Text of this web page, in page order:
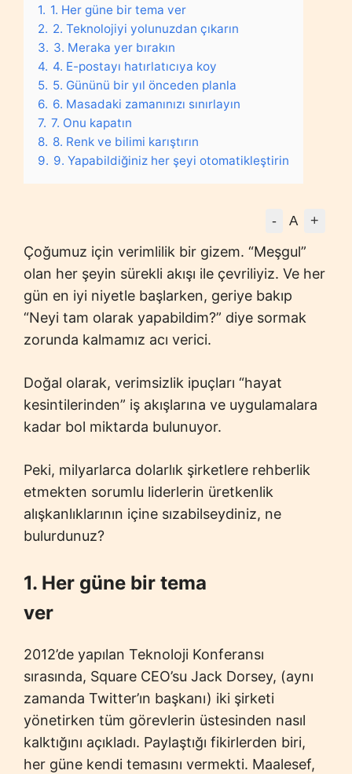
1. 1. Her güne bir tema ver
2. 2. Teknolojiyi yolunuzdan çıkarın
3. 3. Meraka yer bırakın
4. 4. E-postayı hatırlatıcıya koy
5. 5. Gününü bir yıl önceden planla
6. 6. Masadaki zamanınızı sınırlayın
7. 7. Onu kapatın
8. 8. Renk ve bilimi karıştırın
9. 9. Yapabildiğiniz her şeyi otomatikleştirin
- A +
Çoğumuz için verimlilik bir gizem. “Meşgul”
olan her şeyin sürekli akışı ile çevriliyiz. Ve her
gün en iyi niyetle başlarken, geriye bakıp
“Neyi tam olarak yapabildim?” diye sormak
zorunda kalmamız acı verici.
Doğal olarak, verimsizlik ipuçları “hayat
kesintilerinden” iş akışlarına ve uygulamalara
kadar bol miktarda bulunuyor.
Peki, milyarlarca dolarlık şirketlere rehberlik
etmekten sorumlu liderlerin üretkenlik
alışkanlıklarının içine sızabilseydiniz, ne
bulurdunuz?
1. Her güne bir tema
ver
2012’de yapılan Teknoloji Konferansı
sırasında, Square CEO’su Jack Dorsey, (aynı
zamanda Twitter’ın başkanı) iki şirketi
yönetirken tüm görevlerin üstesinden nasıl
kalktığını açıkladı. Paylaştığı fikirlerden biri,
her güne kendi temasını vermekti. Maalesef,